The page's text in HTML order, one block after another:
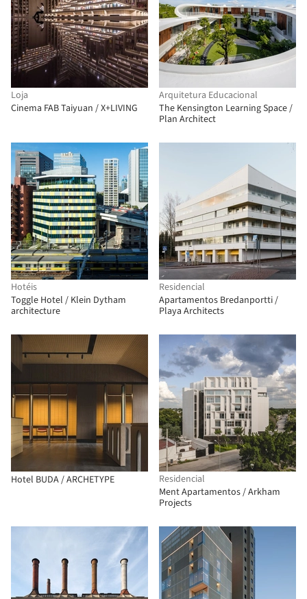
Loja
Cinema FAB Taiyuan / X+LIVING
Arquitetura Educacional
The Kensington Learning Space /
Plan Architect
Hotéis
Toggle Hotel / Klein Dytham
architecture
Residencial
Apartamentos Bredanportti /
Playa Architects
Hotel BUDA / ARCHETYPE
Residencial
Ment Apartamentos / Arkham
Projects